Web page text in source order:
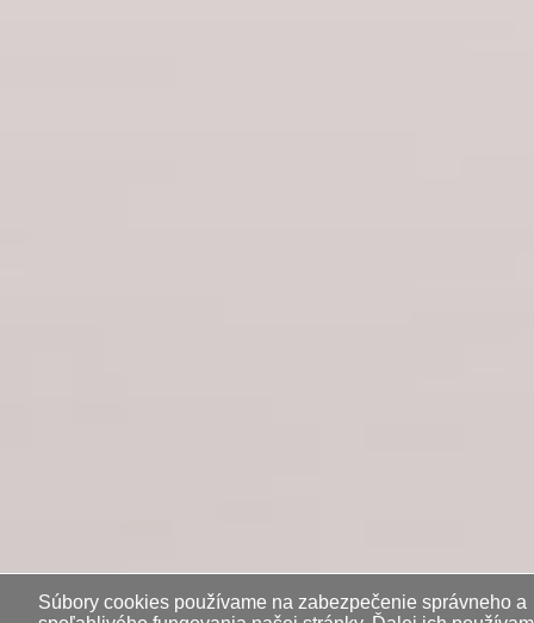
Súbory cookies používame na zabezpečenie správneho a